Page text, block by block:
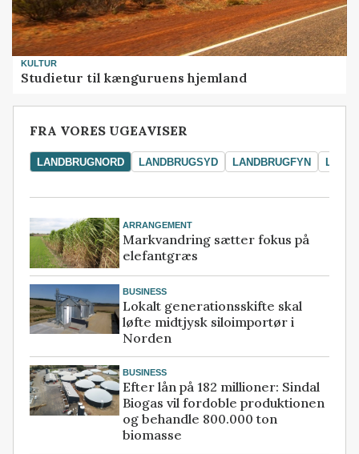
KULTUR
Studietur til kænguruens hjemland
FRA VORES UGEAVISER
LANDBRUGNORD LANDBRUGSYD LANDBRUGFYN
ARRANGEMENT
Markvandring sætter fokus på
elefantgræs
BUSINESS
Lokalt generationsskifte skal
løfte midtjysk siloimportør i
Norden
BUSINESS
Efter lån på 182 millioner: Sindal
Biogas vil fordoble produktionen
og behandle 800.000 ton
biomasse